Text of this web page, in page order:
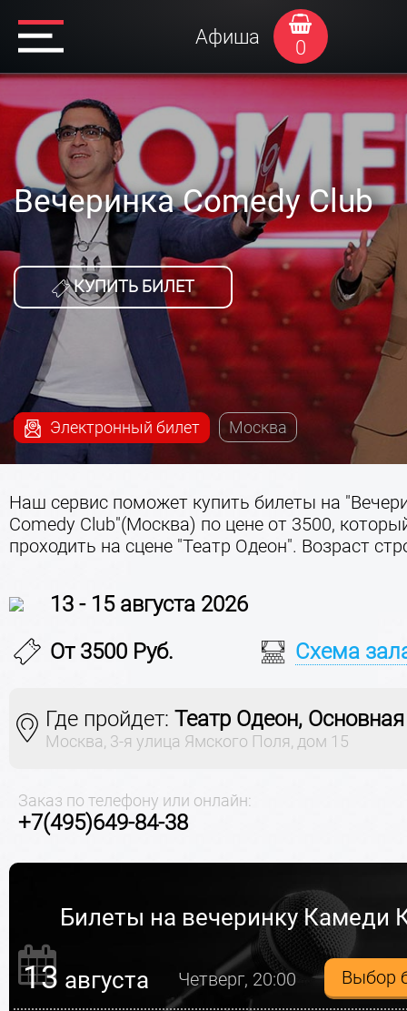
Афиша 0
Вечеринка Comedy Club
КУПИТЬ БИЛЕТ
Электронный билет Москва
Наш сервис поможет купить билеты на
Comedy Club"(Москва) по цене от 3500,
проходить на сцене "Театр Одеон". Возраст
13 - 15 августа 2026
От 3500 Руб.
Схема
Где пройдет: Театр Одеон,
Моcква, 3-я улица Ямского Поля, дом 15
Заказ по телефону или онлайн:
+7(495)649-84-38
Билеты на вечеринку Камеди
13 августа Четверг, 20:00 Выбор